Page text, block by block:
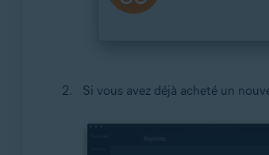
Si vous avez déjà acheté un